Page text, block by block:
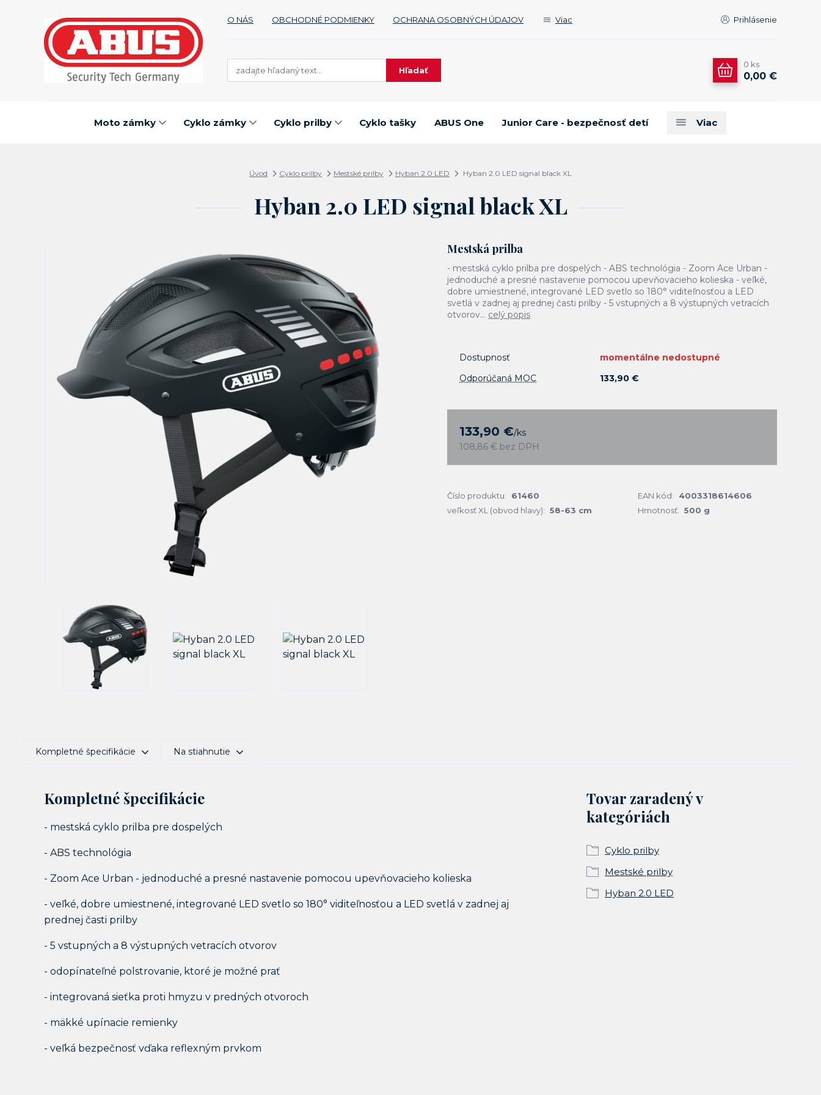
O NÁS OBCHODNÉ PODMIENKY OCHRANA OSOBNÝCH ÚDAJOV Viac Prihlásenie
Hľadať
0 ks
0,00 €
Moto zámky Cyklo zámky Cyklo prilby Cyklo tašky ABUS One Junior Care - bezpečnosť detí Viac
Úvod Cyklo prilby Mestské prilby Hyban 2.0 LED Hyban 2.0 LED signal black XL
Hyban 2.0 LED signal black XL
Mestská prilba
- mestská cyklo prilba pre dospelých - ABS technológia - Zoom Ace Urban -
jednoduché a presné nastavenie pomocou upevňovacieho kolieska - veľké,
dobre umiestnené, integrované LED svetlo so 180° viditeľnosťou a LED
svetlá v zadnej aj prednej časti prilby - 5 vstupných a 8 výstupných vetracích
otvorov... celý popis
Dostupnosť
momentálne nedostupné
Odporúčaná MOC
133,90 €
133,90 €/ks
108,86 € bez DPH
Číslo produktu: 61460 EAN kód:
4003318614606
veľkosť XL (obvod hlavy): 58-63 cm Hmotnosť: 500 g
Kompletné špecifikácie Na stiahnutie
Kompletné špecifikácie
- mestská cyklo prilba pre dospelých
- ABS technológia
- Zoom Ace Urban - jednoduché a presné nastavenie pomocou upevňovacieho kolieska
- veľké, dobre umiestnené, integrované LED svetlo so 180° viditeľnosťou a LED svetlá v zadnej aj
prednej časti prilby
- 5 vstupných a 8 výstupných vetracích otvorov
- odopínateľné polstrovanie, ktoré je možné prať
- integrovaná sieťka proti hmyzu v predných otvoroch
- mäkké upínacie remienky
- veľká bezpečnosť vďaka reflexným prvkom
Tovar zaradený v
kategóriách
Cyklo prilby
Mestské prilby
Hyban 2.0 LED